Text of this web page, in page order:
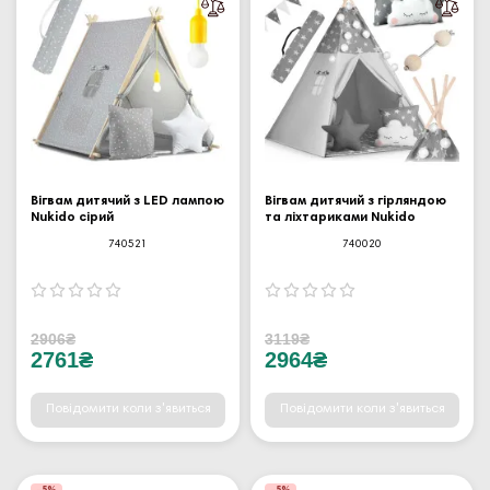
Вігвам дитячий з LED лампою
Nukido сірий
740521
2906₴
2761₴
Повідомити коли з'явиться
Вігвам дитячий з гірляндою
та ліхтариками Nukido
740020
3119₴
2964₴
Повідомити коли з'явиться